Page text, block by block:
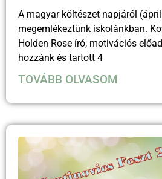
A magyar költészet napjáról
megemlékeztünk iskolánkban.
Holden Rose író, motivációs
hozzánk és tartott 4
TOVÁBB OLVASOM